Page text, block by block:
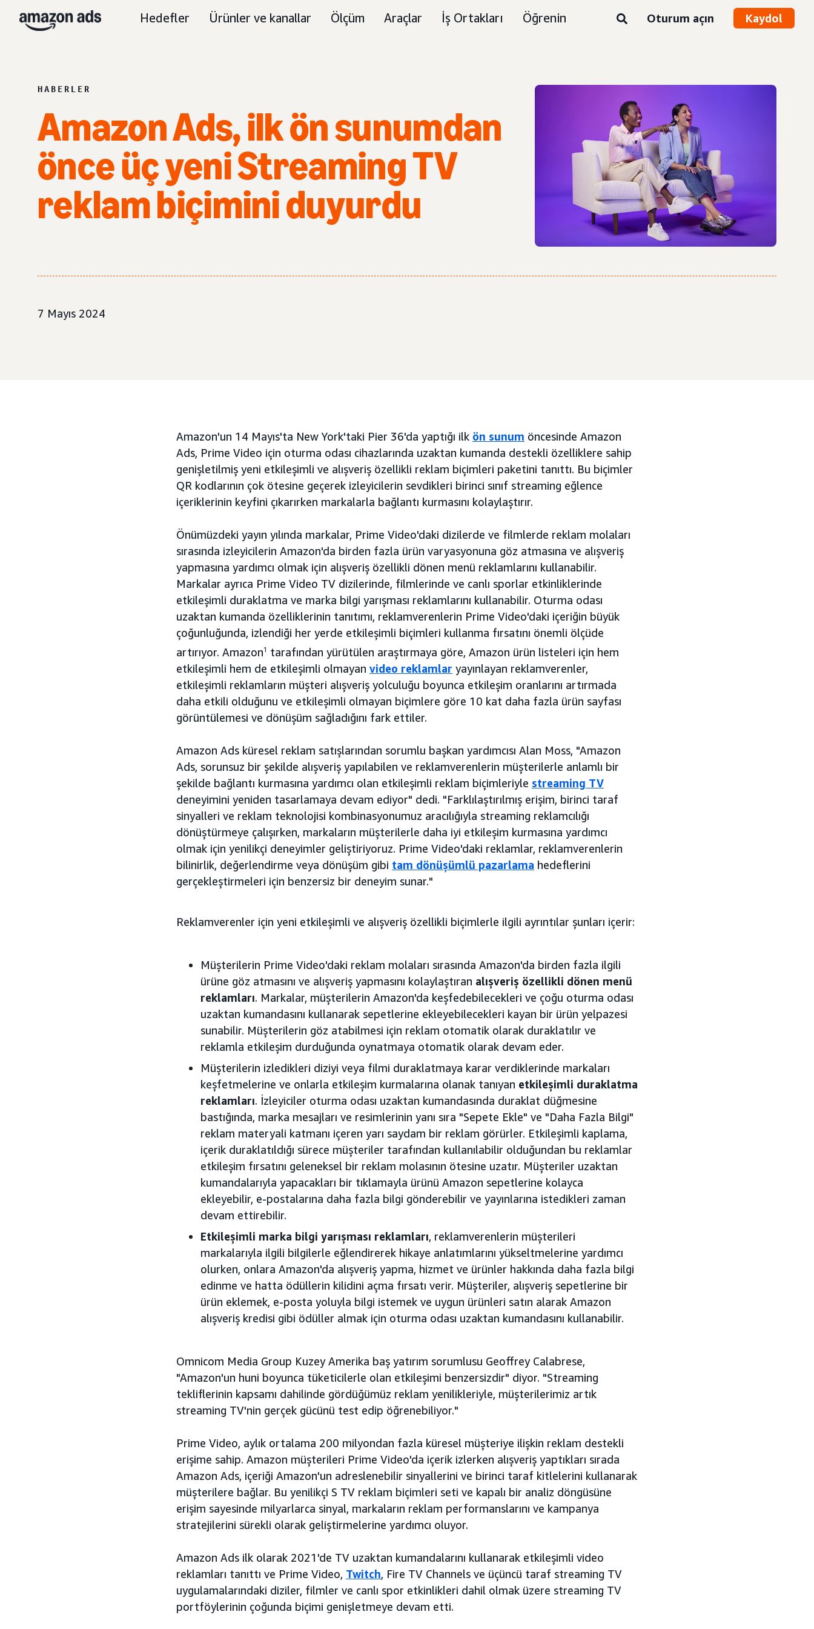
Hedefler Ürünler ve kanallar Ölçüm Araçlar İş Ortakları Öğrenin Oturum açın Kaydol
HABERLER
Amazon Ads, ilk ön sunumdan
önce üç yeni Streaming TV
reklam biçimini duyurdu
7 Mayıs 2024
Amazon'un 14 Mayıs'ta New York'taki Pier 36'da yaptığı ilk ön sunum öncesinde Amazon
Ads, Prime Video için oturma odası cihazlarında uzaktan kumanda destekli özelliklere sahip
genişletilmiş yeni etkileşimli ve alışveriş özellikli reklam biçimleri paketini tanıttı. Bu biçimler
QR kodlarının çok ötesine geçerek izleyicilerin sevdikleri birinci sınıf streaming eğlence
içeriklerinin keyfini çıkarırken markalarla bağlantı kurmasını kolaylaştırır.
Önümüzdeki yayın yılında markalar, Prime Video'daki dizilerde ve filmlerde reklam molaları
sırasında izleyicilerin Amazon'da birden fazla ürün varyasyonuna göz atmasına ve alışveriş
yapmasına yardımcı olmak için alışveriş özellikli dönen menü reklamlarını kullanabilir.
Markalar ayrıca Prime Video TV dizilerinde, filmlerinde ve canlı sporlar etkinliklerinde
etkileşimli duraklatma ve marka bilgi yarışması reklamlarını kullanabilir. Oturma odası
uzaktan kumanda özelliklerinin tanıtımı, reklamverenlerin Prime Video'daki içeriğin büyük
çoğunluğunda, izlendiği her yerde etkileşimli biçimleri kullanma fırsatını önemli ölçüde
artırıyor. Amazon1
tarafından yürütülen araştırmaya göre, Amazon ürün listeleri için hem
etkileşimli hem de etkileşimli olmayan video reklamlar yayınlayan reklamverenler,
etkileşimli reklamların müşteri alışveriş yolculuğu boyunca etkileşim oranlarını artırmada
daha etkili olduğunu ve etkileşimli olmayan biçimlere göre 10 kat daha fazla ürün sayfası
görüntülemesi ve dönüşüm sağladığını fark ettiler.
Amazon Ads küresel reklam satışlarından sorumlu başkan yardımcısı Alan Moss, "Amazon
Ads, sorunsuz bir şekilde alışveriş yapılabilen ve reklamverenlerin müşterilerle anlamlı bir
şekilde bağlantı kurmasına yardımcı olan etkileşimli reklam biçimleriyle streaming TV
deneyimini yeniden tasarlamaya devam ediyor" dedi. "Farklılaştırılmış erişim, birinci taraf
sinyalleri ve reklam teknolojisi kombinasyonumuz aracılığıyla streaming reklamcılığı
dönüştürmeye çalışırken, markaların müşterilerle daha iyi etkileşim kurmasına yardımcı
olmak için yenilikçi deneyimler geliştiriyoruz. Prime Video'daki reklamlar, reklamverenlerin
bilinirlik, değerlendirme veya dönüşüm gibi tam dönüşümlü pazarlama hedeflerini
gerçekleştirmeleri için benzersiz bir deneyim sunar."
Reklamverenler için yeni etkileşimli ve alışveriş özellikli biçimlerle ilgili ayrıntılar şunları içerir:
Müşterilerin Prime Video'daki reklam molaları sırasında Amazon'da birden fazla ilgili
ürüne göz atmasını ve alışveriş yapmasını kolaylaştıran alışveriş özellikli dönen menü
reklamları. Markalar, müşterilerin Amazon'da keşfedebilecekleri ve çoğu oturma odası
uzaktan kumandasını kullanarak sepetlerine ekleyebilecekleri kayan bir ürün yelpazesi
sunabilir. Müşterilerin göz atabilmesi için reklam otomatik olarak duraklatılır ve
reklamla etkileşim durduğunda oynatmaya otomatik olarak devam eder.
Müşterilerin izledikleri diziyi veya filmi duraklatmaya karar verdiklerinde markaları
keşfetmelerine ve onlarla etkileşim kurmalarına olanak tanıyan etkileşimli duraklatma
reklamları. İzleyiciler oturma odası uzaktan kumandasında duraklat düğmesine
bastığında, marka mesajları ve resimlerinin yanı sıra "Sepete Ekle" ve "Daha Fazla Bilgi"
reklam materyali katmanı içeren yarı saydam bir reklam görürler. Etkileşimli kaplama,
içerik duraklatıldığı sürece müşteriler tarafından kullanılabilir olduğundan bu reklamlar
etkileşim fırsatını geleneksel bir reklam molasının ötesine uzatır. Müşteriler uzaktan
kumandalarıyla yapacakları bir tıklamayla ürünü Amazon sepetlerine kolayca
ekleyebilir, e-postalarına daha fazla bilgi gönderebilir ve yayınlarına istedikleri zaman
devam ettirebilir.
Etkileşimli marka bilgi yarışması reklamları, reklamverenlerin müşterileri
markalarıyla ilgili bilgilerle eğlendirerek hikaye anlatımlarını yükseltmelerine yardımcı
olurken, onlara Amazon'da alışveriş yapma, hizmet ve ürünler hakkında daha fazla bilgi
edinme ve hatta ödüllerin kilidini açma fırsatı verir. Müşteriler, alışveriş sepetlerine bir
ürün eklemek, e-posta yoluyla bilgi istemek ve uygun ürünleri satın alarak Amazon
alışveriş kredisi gibi ödüller almak için oturma odası uzaktan kumandasını kullanabilir.
Omnicom Media Group Kuzey Amerika baş yatırım sorumlusu Geoffrey Calabrese,
"Amazon'un huni boyunca tüketicilerle olan etkileşimi benzersizdir" diyor. "Streaming
tekliflerinin kapsamı dahilinde gördüğümüz reklam yenilikleriyle, müşterilerimiz artık
streaming TV'nin gerçek gücünü test edip öğrenebiliyor."
Prime Video, aylık ortalama 200 milyondan fazla küresel müşteriye ilişkin reklam destekli
erişime sahip. Amazon müşterileri Prime Video'da içerik izlerken alışveriş yaptıkları sırada
Amazon Ads, içeriği Amazon'un adreslenebilir sinyallerini ve birinci taraf kitlelerini kullanarak
müşterilere bağlar. Bu yenilikçi S TV reklam biçimleri seti ve kapalı bir analiz döngüsüne
erişim sayesinde milyarlarca sinyal, markaların reklam performanslarını ve kampanya
stratejilerini sürekli olarak geliştirmelerine yardımcı oluyor.
Amazon Ads ilk olarak 2021'de TV uzaktan kumandalarını kullanarak etkileşimli video
reklamları tanıttı ve Prime Video, Twitch, Fire TV Channels ve üçüncü taraf streaming TV
uygulamalarındaki diziler, filmler ve canlı spor etkinlikleri dahil olmak üzere streaming TV
portföylerinin çoğunda biçimi genişletmeye devam etti.